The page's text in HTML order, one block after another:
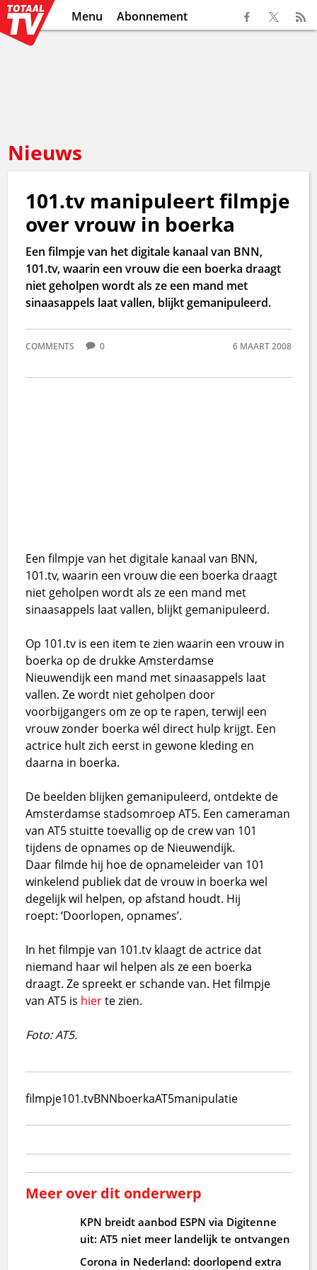
Menu Abonnement
Nieuws
101.tv manipuleert filmpje
over vrouw in boerka
Een filmpje van het digitale kanaal van BNN,
101.tv, waarin een vrouw die een boerka draagt
niet geholpen wordt als ze een mand met
sinaasappels laat vallen, blijkt gemanipuleerd.
6 MAART 2008
COMMENTS 0
Een filmpje van het digitale kanaal van BNN,
101.tv, waarin een vrouw die een boerka draagt
niet geholpen wordt als ze een mand met
sinaasappels laat vallen, blijkt gemanipuleerd.
Op 101.tv is een item te zien waarin een vrouw in
boerka op de drukke Amsterdamse
Nieuwendijk een mand met sinaasappels laat
vallen. Ze wordt niet geholpen door
voorbijgangers om ze op te rapen, terwijl een
vrouw zonder boerka wél direct hulp krijgt. Een
actrice hult zich eerst in gewone kleding en
daarna in boerka.
De beelden blijken gemanipuleerd, ontdekte de
Amsterdamse stadsomroep AT5. Een cameraman
van AT5 stuitte toevallig op de crew van 101
tijdens de opnames op de Nieuwendijk.
Daar filmde hij hoe de opnameleider van 101
winkelend publiek dat de vrouw in boerka wel
degelijk wil helpen, op afstand houdt. Hij
roept: ‘Doorlopen, opnames’.
In het filmpje van 101.tv klaagt de actrice dat
niemand haar wil helpen als ze een boerka
draagt. Ze spreekt er schande van. Het filmpje
van AT5 is hierte zien.
Foto: AT5.
filmpje101.tvBNNboerkaAT5manipulatie
Meer over dit onderwerp
KPN breidt aanbod ESPN via Digitenne
uit: AT5 niet meer landelijk te ontvangen
Corona in Nederland: doorlopend extra